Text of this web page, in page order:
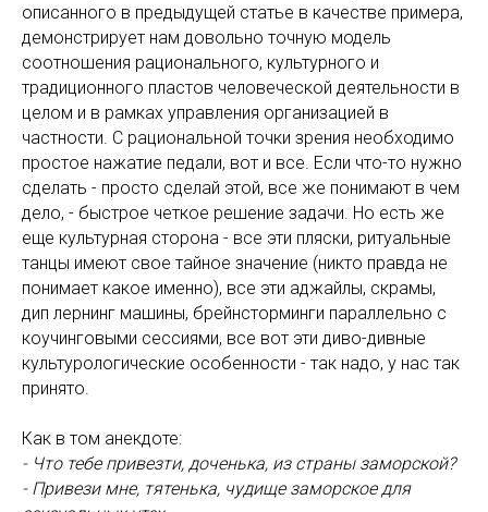
описанного в предыдущей статье в качестве примера,
демонстрирует нам довольно точную модель
соотношения рационального, культурного и
традиционного пластов человеческой деятельности в
целом и в рамках управления организацией в
частности. С рациональной точки зрения необходимо
простое нажатие педали, вот и все. Если что-то нужно
сделать - просто сделай этой, все же понимают в чем
дело, - быстрое четкое решение задачи. Но есть же
еще культурная сторона - все эти пляски, ритуальные
танцы имеют свое тайное значение (никто правда не
понимает какое именно), все эти аджайлы, скрамы,
дип лернинг машины, брейнсторминги параллельно с
коучинговыми сессиями, все вот эти диво-дивные
культурологические особенности - так надо, у нас так
принято.
Как в том анекдоте:
- Что тебе привезти, доченька, из страны заморской?
- Привези мне, тятенька, чудище заморское для